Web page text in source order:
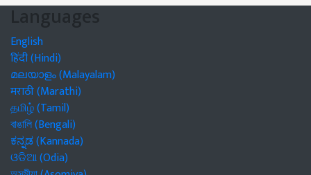
Languages
English
हिंदी (Hindi)
മലയാളം (Malayalam)
मराठी (Marathi)
தமிழ் (Tamil)
বাঙালি (Bengali)
ಕನ್ನಡ (Kannada)
ଓଡିଆ (Odia)